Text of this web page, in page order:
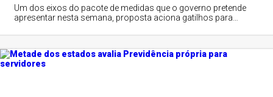
Um dos eixos do pacote de medidas que o governo pretende
apresentar nesta semana, proposta aciona gatilhos para